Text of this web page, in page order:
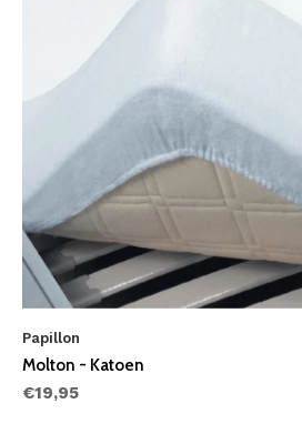
Papillon
Molton - Katoen
€19,95